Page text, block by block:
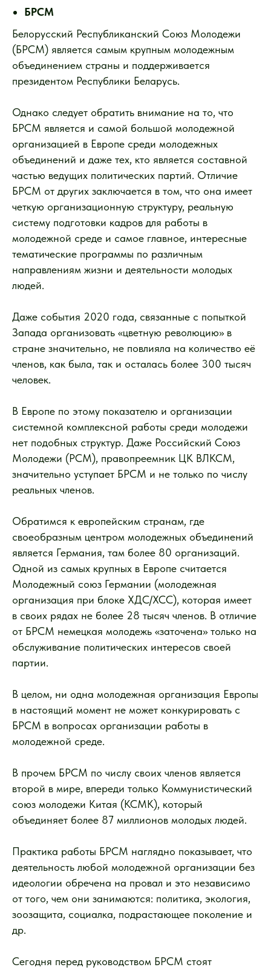
БРСМ
Белорусский Республиканский Союз Молодежи
(БРСМ) является самым крупным молодежным
объединением страны и поддерживается
президентом Республики Беларусь.
Однако следует обратить внимание на то, что
БРСМ является и самой большой молодежной
организацией в Европе среди молодежных
объединений и даже тех, кто является составной
частью ведущих политических партий. Отличие
БРСМ от других заключается в том, что она имеет
четкую организационную структуру, реальную
систему подготовки кадров для работы в
молодежной среде и самое главное, интересные
тематические программы по различным
направлениям жизни и деятельности молодых
людей.
Даже события 2020 года, связанные с попыткой
Запада организовать «цветную революцию» в
стране значительно, не повлияла на количество её
членов, как была, так и осталась более 300 тысяч
человек.
В Европе по этому показателю и организации
системной комплексной работы среди молодежи
нет подобных структур. Даже Российский Союз
Молодежи (РСМ), правопреемник ЦК ВЛКСМ,
значительно уступает БРСМ и не только по числу
реальных членов.
Обратимся к европейским странам, где
своеобразным центром молодежных объединений
является Германия, там более 80 организаций.
Одной из самых крупных в Европе считается
Молодежный союз Германии (молодежная
организация при блоке ХДС/ХСС), которая имеет
в своих рядах не более 28 тысяч членов. В отличие
от БРСМ немецкая молодежь «заточена» только на
обслуживание политических интересов своей
партии.
В целом, ни одна молодежная организация Европы
в настоящий момент не может конкурировать с
БРСМ в вопросах организации работы в
молодежной среде.
В прочем БРСМ по числу своих членов является
второй в мире, впереди только Коммунистический
союз молодежи Китая (КСМК), который
объединяет более 87 миллионов молодых людей.
Практика работы БРСМ наглядно показывает, что
деятельность любой молодежной организации без
идеологии обречена на провал и это независимо
от того, чем они занимаются: политика, экология,
зоозащита, социалка, подрастающее поколение и
др.
Сегодня перед руководством БРСМ стоят